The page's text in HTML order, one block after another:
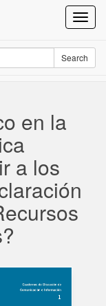
Search
en la
a los